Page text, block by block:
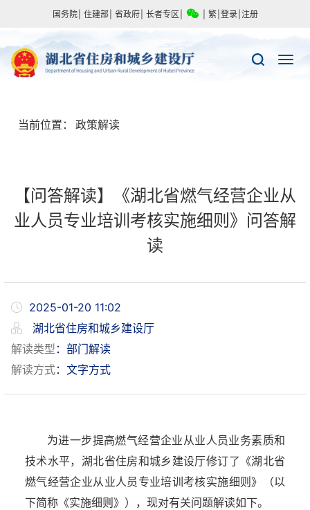
国务院 住建部 省政府 长者专区 繁 登录 注册
当前位置： 政策解读
【问答解读】《湖北省燃气经营企业从
业人员专业培训考核实施细则》问答解
读
2025-01-20 11:02
湖北省住房和城乡建设厅
解读类型 ：部门解读
解读方式：文字方式
为进一步提高燃气经营企业从业人员业务素质和
技术水平，湖北省住房和城乡建设厅修订了《湖北省
燃气经营企业从业人员专业培训考核实施细则》（以
下简称《实施细则》），现对有关问题解读如下。